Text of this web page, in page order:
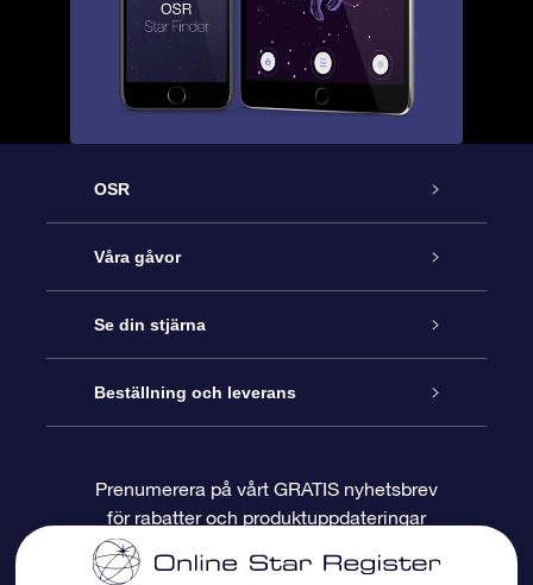
OSR
Kundtjänst
Kontakta oss
Blogg
Recensioner
Våra gåvor
Online-Stjärngåva
OSR Gåvopaket
OSR Presentkort
Se din stjärna
Stjärnregiste
Personlig Stjärnsida
Beställning och leverans
Betalningsinformation
Prenumerera på vårt GRATIS nyhetsbrev
för rabatter och produktuppdateringar